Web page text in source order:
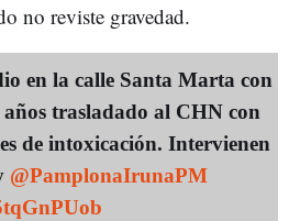
no reviste gravedad.
en la calle Santa Marta con
trasladado al CHN con
de intoxicación. Intervienen
@PamplonaIrunaPM